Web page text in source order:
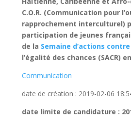
C.O.R. (Communication pour
rapprochement interculturel)
participation de jeunes
de la Semaine d’actions
l’égalité des chances (SACR)
Communication
date de création : 2019-02-06
date limite de candidature :